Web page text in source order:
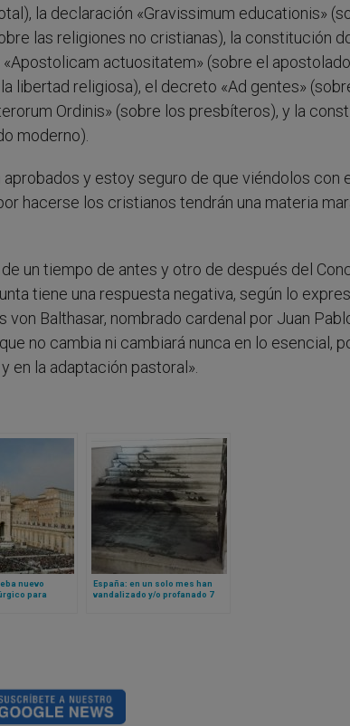
la declaración «Gravissimum educationis»
las religiones no cristianas), la constitución
actuositatem» (sobre el
libertad religiosa), el decreto «Ad gentes»
Ordinis» (sobre los presbíteros), y la
moderno).
y estoy seguro de que viéndolos con
hacerse los cristianos tendrán una materia
un tiempo de antes y otro de después del
tiene una respuesta negativa, según lo
Balthasar, nombrado cardenal por Juan
no cambia ni cambiará nunca en lo esencial,
en la adaptación pastoral».
nuevo
para
España: en un solo mes han
vandalizado y/o profanado 7